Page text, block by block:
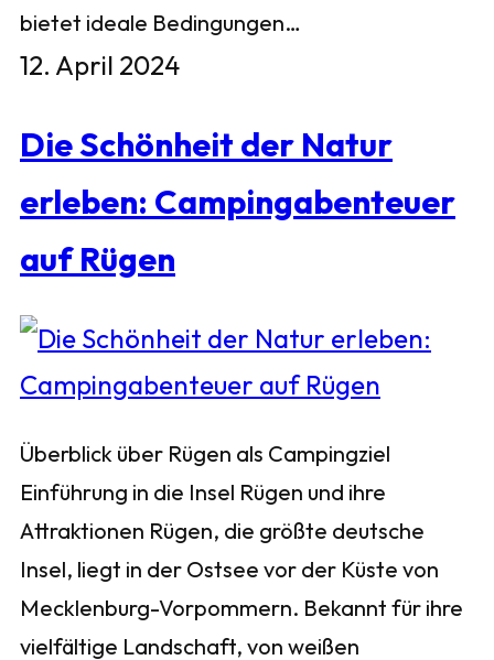
bietet ideale Bedingungen…
12. April 2024
Die Schönheit der Natur
erleben: Campingabenteuer
auf Rügen
Überblick über Rügen als Campingziel
Einführung in die Insel Rügen und ihre
Attraktionen Rügen, die größte deutsche
Insel, liegt in der Ostsee vor der Küste von
Mecklenburg-Vorpommern. Bekannt für ihre
vielfältige Landschaft, von weißen